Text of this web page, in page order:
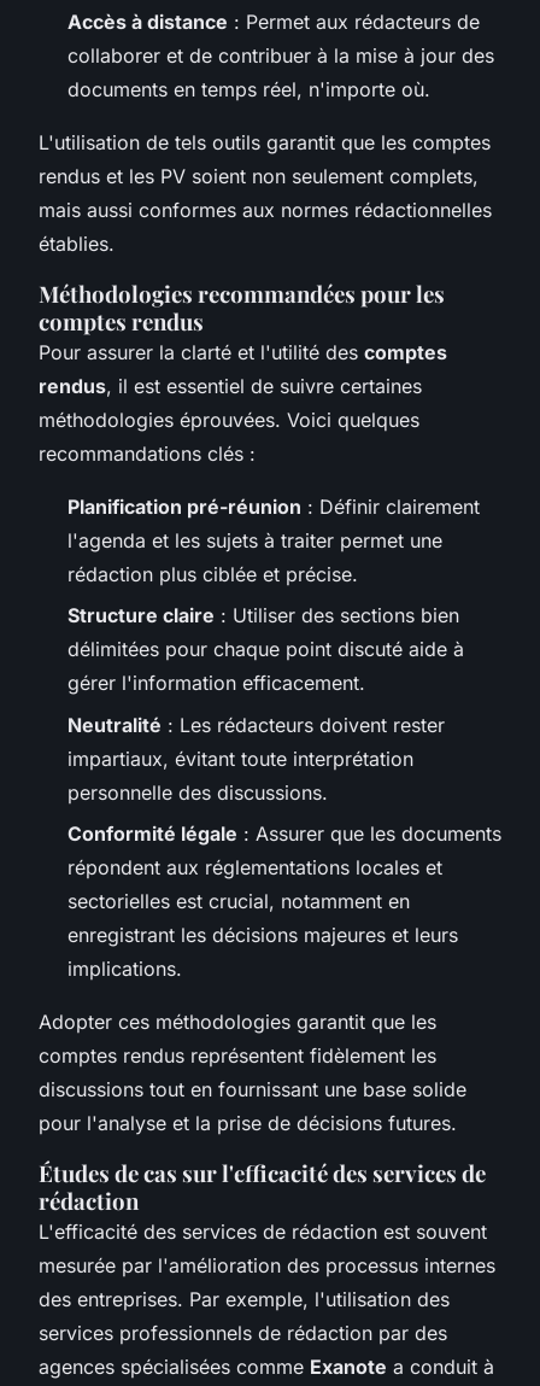
Accès à distance : Permet aux rédacteurs de
collaborer et de contribuer à la mise à jour des
documents en temps réel, n'importe où.
L'utilisation de tels outils garantit que les comptes
rendus et les PV soient non seulement complets,
mais aussi conformes aux normes rédactionnelles
établies.
Méthodologies recommandées pour les
comptes rendus
Pour assurer la clarté et l'utilité des comptes
rendus, il est essentiel de suivre certaines
méthodologies éprouvées. Voici quelques
recommandations clés :
Planification pré-réunion : Définir clairement
l'agenda et les sujets à traiter permet une
rédaction plus ciblée et précise.
Structure claire : Utiliser des sections bien
délimitées pour chaque point discuté aide à
gérer l'information efficacement.
Neutralité : Les rédacteurs doivent rester
impartiaux, évitant toute interprétation
personnelle des discussions.
Conformité légale : Assurer que les documents
répondent aux réglementations locales et
sectorielles est crucial, notamment en
enregistrant les décisions majeures et leurs
implications.
Adopter ces méthodologies garantit que les
comptes rendus représentent fidèlement les
discussions tout en fournissant une base solide
pour l'analyse et la prise de décisions futures.
Études de cas sur l'efficacité des services de
rédaction
L'efficacité des services de rédaction est souvent
mesurée par l'amélioration des processus internes
des entreprises. Par exemple, l'utilisation des
services professionnels de rédaction par des
agences spécialisées comme Exanote a conduit à